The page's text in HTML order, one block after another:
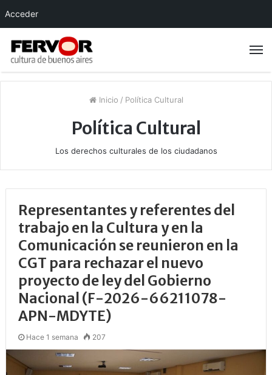
Inicio / Política Cultural
Política Cultural
Los derechos culturales de los ciudadanos
Representantes y referentes del
trabajo en la Cultura y en la
Comunicación se reunieron en la
CGT para rechazar el nuevo
proyecto de ley del Gobierno
Nacional (F-2026-66211078-
APN-MDYTE)
Hace 1 semana 207
Acceder